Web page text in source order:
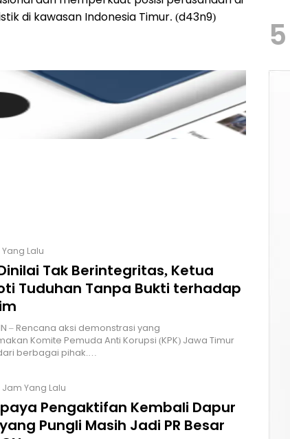
di kawasan Indonesia Timur. (d43n9)
Lalu
Dinilai Tak Berintegritas, Ketua
Tuduhan Tanpa Bukti terhadap
– Rencana aksi demonstrasi yang
Komite Pemuda Anti Korupsi (KPK) Jawa Timur
berbagai pihak.…
Jam Yang Lalu
Pengaktifan Kembali Dapur
Pungli Masih Jadi PR Besar
5